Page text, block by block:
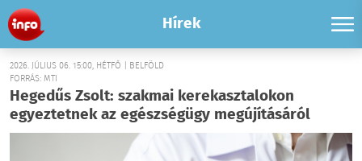
Hírek
2026. JÚLIUS 06. 15:00, HÉTFŐ | BELFÖLD
FORRÁS: MTI
Hegedűs Zsolt: szakmai kerekasztalokon
egyeztetnek az egészségügy megújításáról